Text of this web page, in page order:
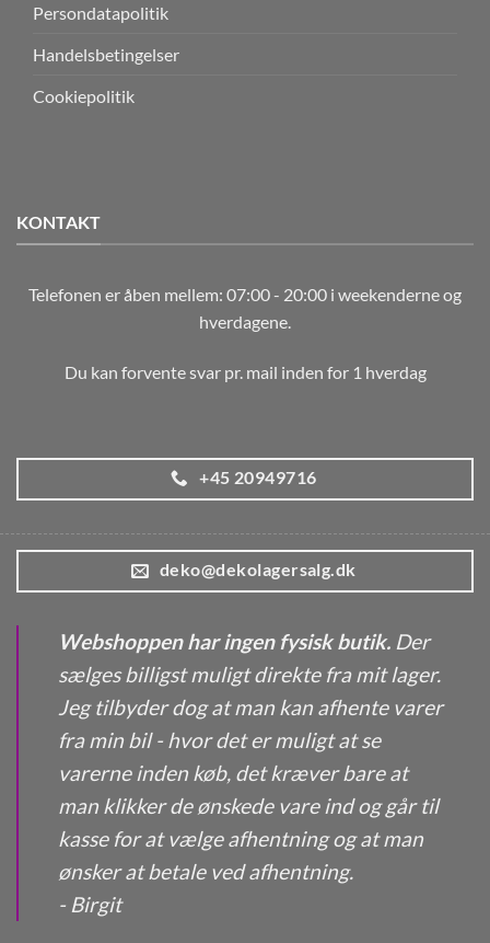
Persondatapolitik
Handelsbetingelser
Cookiepolitik
KONTAKT
Telefonen er åben mellem: 07:00 - 20:00 i weekenderne og
hverdagene.
Du kan forvente svar pr. mail inden for 1 hverdag
+45 20949716
deko@dekolagersalg.dk
Webshoppen har ingen fysisk butik. Der
sælges billigst muligt direkte fra mit lager.
Jeg tilbyder dog at man kan afhente varer
fra min bil - hvor det er muligt at se
varerne inden køb, det kræver bare at
man klikker de ønskede vare ind og går til
kasse for at vælge afhentning og at man
ønsker at betale ved afhentning.
- Birgit